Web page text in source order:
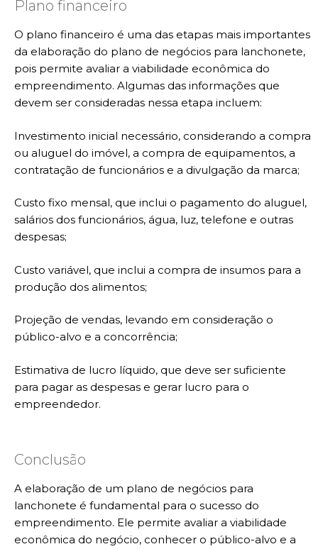
Plano financeiro
O plano financeiro é uma das etapas mais importantes
da elaboração do plano de negócios para lanchonete,
pois permite avaliar a viabilidade econômica do
empreendimento. Algumas das informações que
devem ser consideradas nessa etapa incluem:
Investimento inicial necessário, considerando a compra
ou aluguel do imóvel, a compra de equipamentos, a
contratação de funcionários e a divulgação da marca;
Custo fixo mensal, que inclui o pagamento do aluguel,
salários dos funcionários, água, luz, telefone e outras
despesas;
Custo variável, que inclui a compra de insumos para a
produção dos alimentos;
Projeção de vendas, levando em consideração o
público-alvo e a concorrência;
Estimativa de lucro líquido, que deve ser suficiente
para pagar as despesas e gerar lucro para o
empreendedor.
Conclusão
A elaboração de um plano de negócios para
lanchonete é fundamental para o sucesso do
empreendimento. Ele permite avaliar a viabilidade
econômica do negócio, conhecer o público-alvo e a